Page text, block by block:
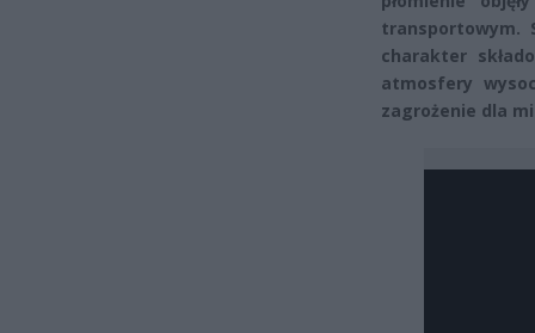
transportowym.
charakter
atmosfery
zagrożenie dla